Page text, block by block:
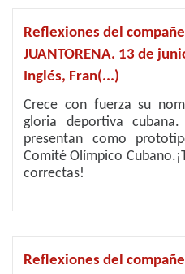
Reflexiones del
JUANTORENA. 13 de
Inglés, Fran(...)
Crece con fuerza su
gloria deportiva
presentan como
Comité Olímpico
correctas!
Reflexiones del